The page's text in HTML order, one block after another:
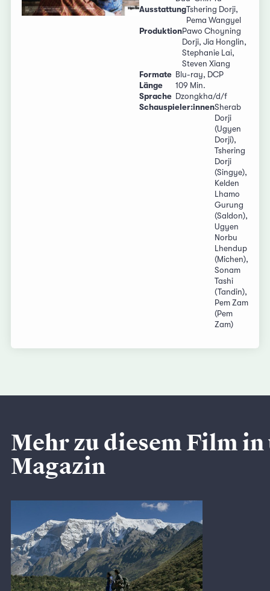
AusstattungTshering Dorji,
Pema Wangyel
ProduktionPawo Choyning
Dorji, Jia Honglin,
Stephanie Lai,
Steven Xiang
Formate Blu-ray, DCP
Länge
109 Min.
Sprache Dzongkha/d/f
Schauspieler:innenSherab
Dorji
(Ugyen
Dorji),
Tshering
Dorji
(Singye),
Kelden
Lhamo
Gurung
(Saldon),
Ugyen
Norbu
Lhendup
(Michen),
Sonam
Tashi
(Tandin),
Pem Zam
(Pem
Zam)
Mehr zu diesem Film in
Magazin